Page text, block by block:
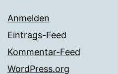
Anmelden
Eintrags-Feed
Kommentar-Feed
WordPress.org